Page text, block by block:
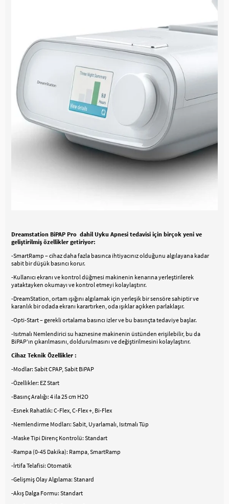
Dreamstation BiPAP Pro dahil Uyku Apnesi tedavisi için birçok yeni ve
geliştirilmiş özellikler getiriyor:
-SmartRamp – cihaz daha fazla basınca ihtiyacınız olduğunu algılayana kadar
sabit bir düşük basıncı korur.
-Kullanıcı ekranı ve kontrol düğmesi makinenin kenarına yerleştirilerek
yataktayken okumayı ve kontrol etmeyi kolaylaştırır.
-DreamStation, ortam ışığını algılamak için yerleşik bir sensöre sahiptir ve
karanlık bir odada ekranı karartırken, oda ışıklar açıkken parlaklaşır.
-Opti-Start – gerekli ortalama basıncı izler ve bu basınçta tedaviye başlar.
-Isıtmalı Nemlendirici su haznesine makinenin üstünden erişilebilir, bu da
BiPAP’ın çıkarılmasını, doldurulmasını ve değiştirilmesini kolaylaştırır.
Cihaz Teknik Özellikler :
-Modlar: Sabit CPAP, Sabit BiPAP
-Özellikler: EZ Start
-Basınç Aralığı: 4 ila 25 cm H2O
-Esnek Rahatlık: C-Flex, C-Flex +, Bi-Flex
-Nemlendirme Modları: Sabit, Uyarlamalı, Isıtmalı Tüp
-Maske Tipi Direnç Kontrolü: Standart
-Rampa (0-45 Dakika): Rampa, SmartRamp
-İrtifa Telafisi: Otomatik
-Gelişmiş Olay Algılama: Stanard
-Akış Dalga Formu: Standart